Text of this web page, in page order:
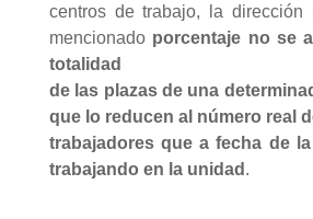
centros de trabajo, la dirección
mencionado porcentaje no se
totalidad
de las plazas de una
que lo reducen al número real
trabajadores que a fecha de
trabajando en la unidad .